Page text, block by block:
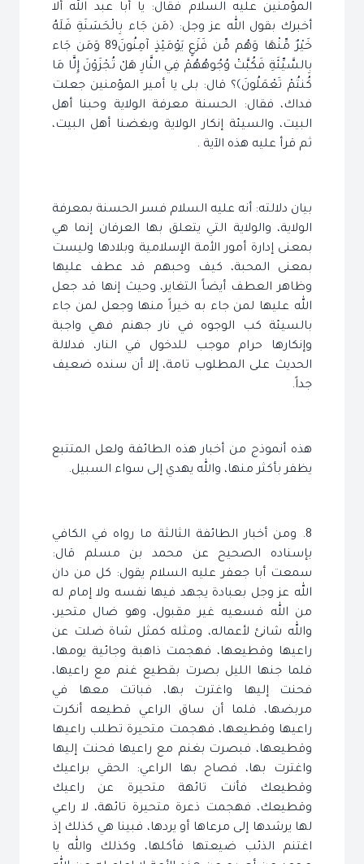
المؤمنين عليه السلام فقال: يا أبا عبد الله ألا
أخبرك بقول الله عز وجل: ﴿مَن جَاء بِالْحَسَنَةِ فَلَهُ
خَيْرٌ مِّنْهَا وَهُم مِّن فَزَعٍ يَوْمَئِذٍ آمِنُونَ89 وَمَن جَاء
بِالسَّيِّئَةِ فَكُبَّتْ وُجُوهُهُمْ فِي النَّارِ هَلْ تُجْزَوْنَ إِلَّا مَا
كُنتُمْ تَعْمَلُونَ﴾؟ قال: بلى يا أمير المؤمنين جعلت
فداك، فقال: الحسنة معرفة الولاية وحبنا أهل
البيت، والسيئة إنكار الولاية وبغضنا أهل البيت،
ثم قرأ عليه هذه الآية .
بيان دلالته: أنه عليه السلام فسر الحسنة بمعرفة
الولاية، والولاية التي يتعلق بها العرفان إنما هي
بمعنى إدارة أمور الأمة الإسلامية وبلادها وليست
بمعنى المحبة، كيف وحبهم قد عطف عليها
وظاهر العطف أيضاً التغاير، وحيث إنها قد جعل
الله عليها لمن جاء به خيراً منها وجعل لمن جاء
بالسيئة كب الوجوه في نار جهنم فهي واجبة
وإنكارها حرام موجب للدخول في النار، فدلالة
الحديث على المطلوب تامة، إلا أن سنده ضعيف
جداً.
هذه أنموذج من أخبار هذه الطائفة ولعل المتتبع
يظفر بأكثر منها، والله يهدي إلى سواء السبيل.
8. ومن أخبار الطائفة الثالثة ما رواه في الكافي
بإسناده الصحيح عن محمد بن مسلم قال:
سمعت أبا جعفر عليه السلام يقول: كل من دان
الله عز وجل بعبادة يجهد فيها نفسه ولا إمام له
من الله فسعيه غير مقبول، وهو ضال متحير،
والله شانئ لأعماله، ومثله كمثل شاة ضلت عن
راعيها وقطيعها، فهجمت ذاهبة وجائية يومها،
فلما جنها الليل بصرت بقطيع غنم مع راعيها،
فحنت إليها واغترت بها، فباتت معها في
مربضها، فلما أن ساق الراعي قطيعه أنكرت
راعيها وقطيعها، فهجمت متحيرة تطلب راعيها
وقطيعها، فبصرت بغنم مع راعيها فحنت إليها
واغترت بها، فصاح بها الراعي: الحقي براعيك
وقطيعك فأنت تائهة متحيرة عن راعيك
وقطيعك، فهجمت ذعرة متحيرة تائهة، لا راعي
لها يرشدها إلى مرعاها أو يردها، فبينا هي كذلك إذ
اغتنم الذئب ضيعتها فأكلها، وكذلك والله يا